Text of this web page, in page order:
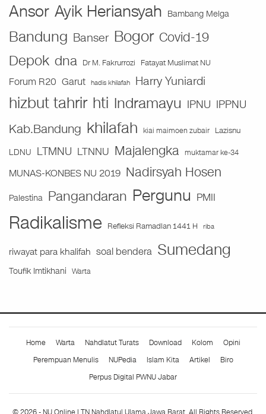
Ansor Ayik Heriansyah Bambang Melga
Bandung Banser Bogor Covid-19
Depok dna Dr M. Fakrurrozi Fatayat Muslimat NU
Forum R20 Garut hadis khilafah Harry Yuniardi
hizbut tahrir hti Indramayu IPNU IPPNU
Kab.Bandung khilafah kiai maimoen zubair
Lazisnu
LDNU LTMNU LTNNU Majalengka muktamar ke-34
MUNAS-KONBES NU 2019 Nadirsyah Hosen
Palestina Pangandaran Pergunu PMII
Radikalisme Refleksi Ramadlan 1441 H riba
riwayat para khalifah soal bendera Sumedang
Toufik Imtikhani Warta
Home Warta Nahdlatut Turats Download Kolom
Opini
Perempuan Menulis
NUPedia Islam Kita Artikel
Biro
Perpus Digital PWNU Jabar